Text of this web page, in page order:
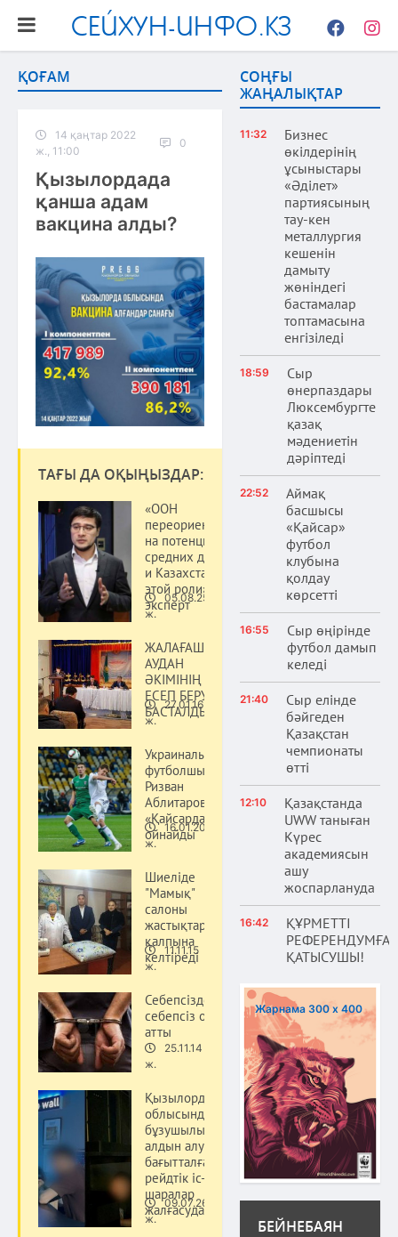
СЕЙХУН-ИНФО.КЗ
Facebook
ҚОҒАМ
14 қаңтар 2022
ж., 11:00
0
Қызылордада
қанша адам
вакцина алды?
ТАҒЫ ДА ОҚЫҢЫЗДАР:
«ООН
переориентируется
на потенциал
средних держав —
и Казахстан готов к
этой роли» –
эксперт
05.08.25
ж.
ЖАЛАҒАШТА
АУДАН
ӘКІМІНІҢ
ЕСЕП БЕРУІ
БАСТАЛДЫ
27.01.16
ж.
Украиналық
футболшы
Ризван
Аблитаров
«Қайсарда»
ойнайды
16.01.20
ж.
Шиеліде
"Мамық"
салоны
жастықтарды
қалпына
келтіреді
11.11.15
ж.
Себепсізден
себепсіз оқ
атты
25.11.14
ж.
Қоғам
Қызылорда
облысында құқық
бұзушылықтардың
алдын алуға
бағытталған
рейдтік іс-
шаралар
жалғасуда
09.07.26
ж.
СОҢҒЫ
ЖАҢАЛЫҚТАР
11:32
Бизнес
өкілдерінің
ұсыныстары
«Әділет»
партиясының
тау-кен
металлургия
кешенін
дамыту
жөніндегі
бастамалар
топтамасына
енгізіледі
18:59
Сыр
өнерпаздары
Люксембургте
қазақ
мәдениетін
дәріптеді
22:52
Аймақ
басшысы
«Қайсар»
футбол
клубына
қолдау
көрсетті
16:55
Сыр өңірінде
футбол дамып
келеді
21:40
Сыр елінде
бәйгеден
Қазақстан
чемпионаты
өтті
12:10
Қазақстанда
UWW таныған
Күрес
академиясын
ашу
жоспарлануда
16:42
ҚҰРМЕТТІ
РЕФЕРЕНДУМҒА
ҚАТЫСУШЫ!
Жарнама 300 х 400
БЕЙНЕБАЯН